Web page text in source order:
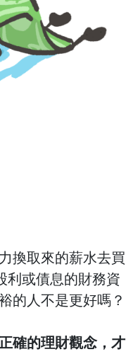
換取來的薪水去買
利或債息的財務資
的人不是更好嗎？
確的理財觀念，才